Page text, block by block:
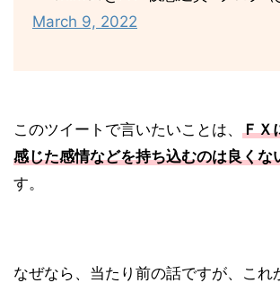
March 9, 2022
このツイートで言いたいことは、 ＦＸ
感じた感情などを持ち込むのは良くな
す。
なぜなら、当たり前の話ですが、これ